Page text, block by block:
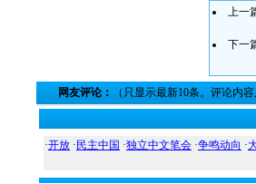
上一
下一
网友评论： （只显示最新10条。评论内
·开放 · 民主中国 ·独立中文笔会 ·争鸣动向 ·